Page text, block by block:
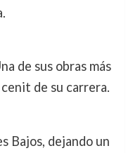
de sus obras más
de su carrera.
Bajos, dejando un